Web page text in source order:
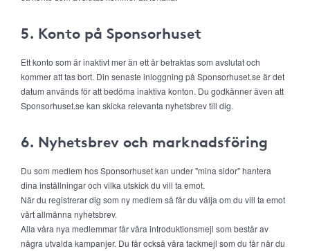
5. Konto på Sponsorhuset
Ett konto som är inaktivt mer än ett år betraktas som avslutat och
kommer att tas bort. Din senaste inloggning på Sponsorhuset.se är det
datum används för att bedöma inaktiva konton. Du godkänner även att
Sponsorhuset.se kan skicka relevanta nyhetsbrev till dig.
6. Nyhetsbrev och marknadsföring
Du som medlem hos Sponsorhuset kan under "mina sidor" hantera
dina inställningar och vilka utskick du vill ta emot.
När du registrerar dig som ny medlem så får du välja om du vill ta emot
vårt allmänna nyhetsbrev.
Alla våra nya medlemmar får våra introduktionsmejl som består av
några utvalda kampanjer. Du får också våra tackmejl som du får när du